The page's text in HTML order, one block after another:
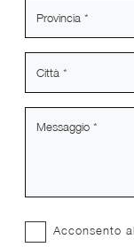
Acconsento